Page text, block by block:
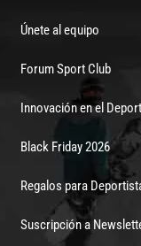
Únete al equipo
Forum Sport Club
Innovación en el
Black Friday 2026
Regalos para
Suscripción a